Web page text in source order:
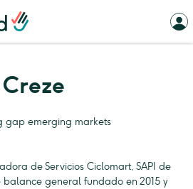
Creze
de Servicios Ciclomart, SAPI de
general fundado en 2015 y